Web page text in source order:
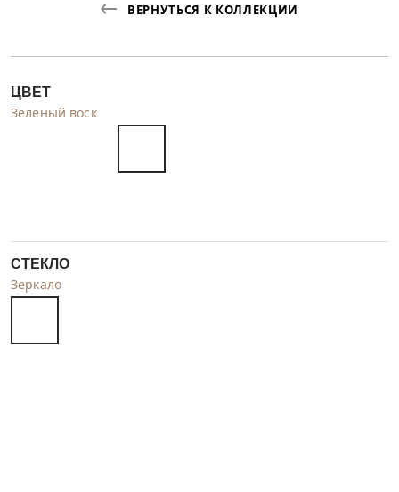
ВЕРНУТЬСЯ К КОЛЛЕКЦИИ
ЦВЕТ
Зеленый воск
СТЕКЛО
Зеркало